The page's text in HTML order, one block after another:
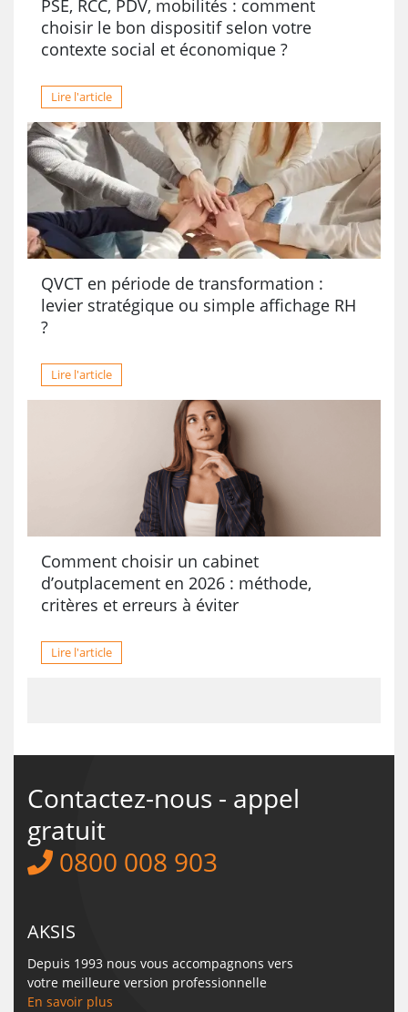
PSE, RCC, PDV, mobilités : comment
choisir le bon dispositif selon votre
contexte social et économique ?
Lire l'article
QVCT en période de transformation :
levier stratégique ou simple affichage RH
?
Lire l'article
Comment choisir un cabinet
d’outplacement en 2026 : méthode,
critères et erreurs à éviter
Lire l'article
Contactez-nous - appel
gratuit
0800 008 903
AKSIS
Depuis 1993 nous vous accompagnons vers
votre meilleure version professionnelle
En savoir plus